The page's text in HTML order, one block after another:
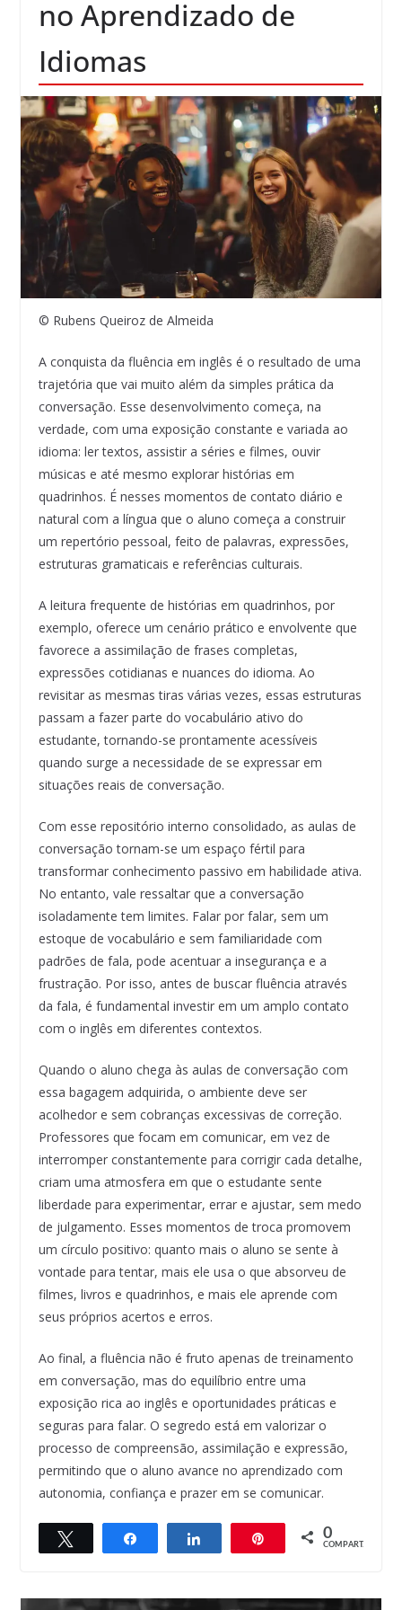
no Aprendizado de
Idiomas
© Rubens Queiroz de Almeida
A conquista da fluência em inglês é o resultado de uma
trajetória que vai muito além da simples prática da
conversação. Esse desenvolvimento começa, na
verdade, com uma exposição constante e variada ao
idioma: ler textos, assistir a séries e filmes, ouvir
músicas e até mesmo explorar histórias em
quadrinhos. É nesses momentos de contato diário e
natural com a língua que o aluno começa a construir
um repertório pessoal, feito de palavras, expressões,
estruturas gramaticais e referências culturais.
A leitura frequente de histórias em quadrinhos, por
exemplo, oferece um cenário prático e envolvente que
favorece a assimilação de frases completas,
expressões cotidianas e nuances do idioma. Ao
revisitar as mesmas tiras várias vezes, essas estruturas
passam a fazer parte do vocabulário ativo do
estudante, tornando-se prontamente acessíveis
quando surge a necessidade de se expressar em
situações reais de conversação.
Com esse repositório interno consolidado, as aulas de
conversação tornam-se um espaço fértil para
transformar conhecimento passivo em habilidade ativa.
No entanto, vale ressaltar que a conversação
isoladamente tem limites. Falar por falar, sem um
estoque de vocabulário e sem familiaridade com
padrões de fala, pode acentuar a insegurança e a
frustração. Por isso, antes de buscar fluência através
da fala, é fundamental investir em um amplo contato
com o inglês em diferentes contextos.
Quando o aluno chega às aulas de conversação com
essa bagagem adquirida, o ambiente deve ser
acolhedor e sem cobranças excessivas de correção.
Professores que focam em comunicar, em vez de
interromper constantemente para corrigir cada detalhe,
criam uma atmosfera em que o estudante sente
liberdade para experimentar, errar e ajustar, sem medo
de julgamento. Esses momentos de troca promovem
um círculo positivo: quanto mais o aluno se sente à
vontade para tentar, mais ele usa o que absorveu de
filmes, livros e quadrinhos, e mais ele aprende com
seus próprios acertos e erros.
Ao final, a fluência não é fruto apenas de treinamento
em conversação, mas do equilíbrio entre uma
exposição rica ao inglês e oportunidades práticas e
seguras para falar. O segredo está em valorizar o
processo de compreensão, assimilação e expressão,
permitindo que o aluno avance no aprendizado com
autonomia, confiança e prazer em se comunicar.
Compartilhar Compartilhar 0
COMPART.